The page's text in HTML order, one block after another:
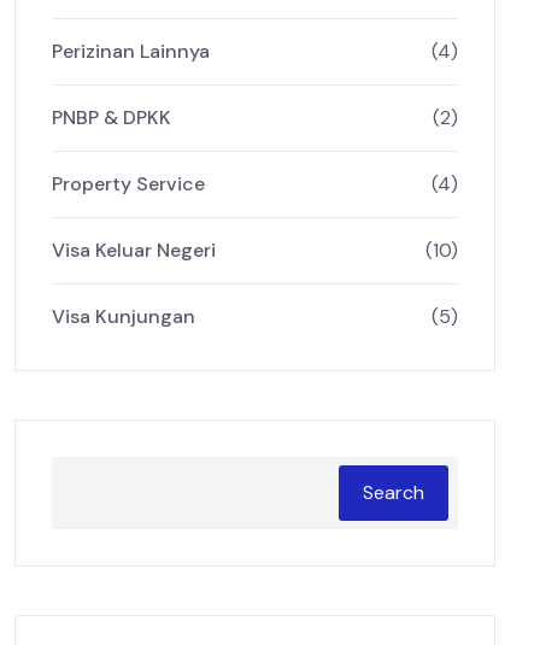
Perizinan Lainnya (4)
PNBP & DPKK (2)
Property Service (4)
Visa Keluar Negeri (10)
Visa Kunjungan (5)
Search